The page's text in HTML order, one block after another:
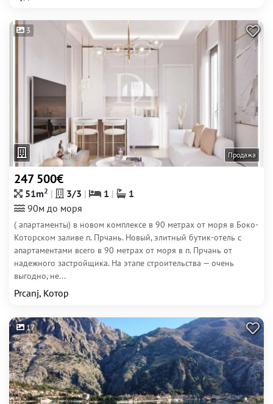
3
Продажа
247 500€
51m2 3/3 1
1
90м до моря
( апартаменты) в новом комплексе в 90 метрах от моря в Боко-
Которском заливе п. Прчань. Новый, элитный бутик-отель с
апартаментами всего в 90 метрах от моря в п. Прчань от
надежного застройщика. На этапе строительства — очень
выгодно, не...
Prcanj, Котор
17